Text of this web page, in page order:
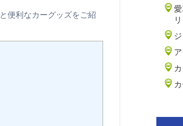
便利なカーグッズをご紹